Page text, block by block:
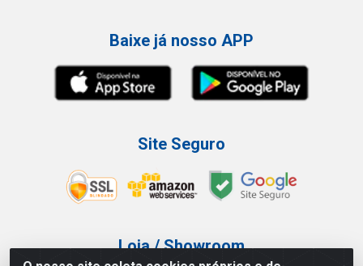
Baixe já nosso APP
Site Seguro
Loja / Showroom